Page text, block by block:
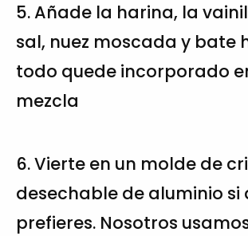
5. Añade la harina, la
sal, nuez moscada y bate
todo quede incorporado
mezcla
6. Vierte en un molde de
desechable de aluminio si
prefieres. Nosotros